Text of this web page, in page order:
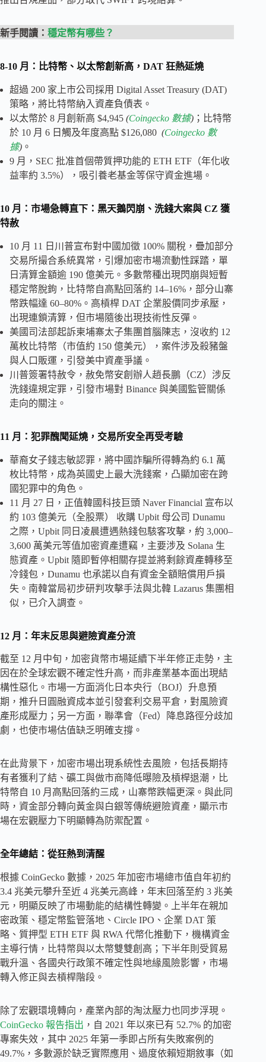
新手閱讀： 穩定幣有哪些？
8-10 月：比特幣、以太幣創新高，DAT 狂熱延燒
超過 200 家上市公司採用 Digital Asset Treasury (DAT)
策略，將比特幣納入資產負債表。
以太幣於 8 月創新高 $4,945 (Coingecko 數據) ；比特幣
於 10 月 6 日觸及年度高點 $126,080 (Coingecko 數
據) 。
9 月，SEC 批准首個帶質押功能的 ETH ETF（年化收
益率約 3.5%），吸引養老基金等保守資金進場。
10 月：市場急轉直下：黑天鵝閃崩、洗錢大案與 CZ 獲
特赦
10 月 11 日川普宣布對中國加徵 100% 關稅，疊加部分
交易所撮合系統異常，引爆加密市場流動性踩踏，單
日清算金額逾 190 億美元。多數幣種出現閃崩與短暫
穩定幣脫鉤，比特幣自高點回落約 14–16%，部分山寨
幣跌幅達 60–80%。高槓桿 DAT 企業股價同步承壓，
出現連鎖清算，但市場隨後出現技術性反彈。
美國司法部起訴柬埔寨太子集團首腦陳志，沒收約 12
萬枚比特幣（市值約 150 億美元），案件涉及殺豬盤
與人口販運，引發美中資產爭議。
川普簽署特赦令，赦免幣安創辦人趙長鵬（CZ）涉反
洗錢違規定罪，引發市場對 Binance 與美國監管關係
走向的關注。
11 月：犯罪醜聞延燒，交易所安全再受考驗
華裔女子錢志敏認罪，將中國詐騙所得轉為約 6.1 萬
枚比特幣，成為英國史上最大洗錢案，凸顯加密在跨
國犯罪中的角色。
11 月 27 日，正值韓國科技巨頭 Naver Financial 宣布以
約 103 億美元（全股票） 收購 Upbit 母公司 Dunamu
之際，Upbit 同日凌晨遭遇熱錢包駭客攻擊，約 3,000–
3,600 萬美元等值加密資產遭竊，主要涉及 Solana 生
態資產。Upbit 隨即暫停相關存提並將剩餘資產轉移至
冷錢包，Dunamu 也承諾以自有資金全額賠償用戶損
失。南韓當局初步研判攻擊手法與北韓 Lazarus 集團相
似，已介入調查。
12 月：年末反思與避險資產分流
截至 12 月中旬，加密貨幣市場延續下半年修正走勢，主
因在於全球宏觀不確定性升高，而非產業基本面出現結
構性惡化。市場一方面消化日本央行（BOJ）升息預
期，推升日圓融資成本並引發套利交易平倉，對風險資
產形成壓力；另一方面，聯準會（Fed）降息路徑分歧加
劇，也使市場估值缺乏明確支撐。
在此背景下，加密市場出現系統性去風險，包括長期持
有者獲利了結、礦工與做市商降低曝險及槓桿退潮，比
特幣自 10 月高點回落約三成，山寨幣跌幅更深。與此同
時，資金部分轉向黃金與白銀等傳統避險資產，顯示市
場在宏觀壓力下明顯轉為防禦配置。
全年總結：從狂熱到清醒
根據 CoinGecko 數據，2025 年加密市場總市值自年初約
3.4 兆美元攀升至近 4 兆美元高峰，年末回落至約 3 兆美
元，明顯反映了市場動能的結構性轉變。上半年在親加
密政策、穩定幣監管落地、Circle IPO、企業 DAT 策
略、質押型 ETH ETF 與 RWA 代幣化推動下，機構資金
主導行情，比特幣與以太幣雙雙創高；下半年則受貿易
戰升溫、各國央行政策不確定性與地緣風險影響，市場
轉入修正與去槓桿階段。
除了宏觀環境轉向，產業內部的淘汰壓力也同步浮現。
CoinGecko 報告指出 ，自 2021 年以來已有 52.7% 的加密
專案失效，其中 2025 年第一季即占所有失敗案例的
49.7%，多數源於缺乏實際應用、過度依賴短期敘事（如